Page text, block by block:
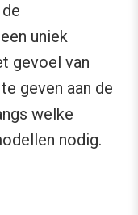
uniek
gevoel van
geven aan de
welke
nodig.